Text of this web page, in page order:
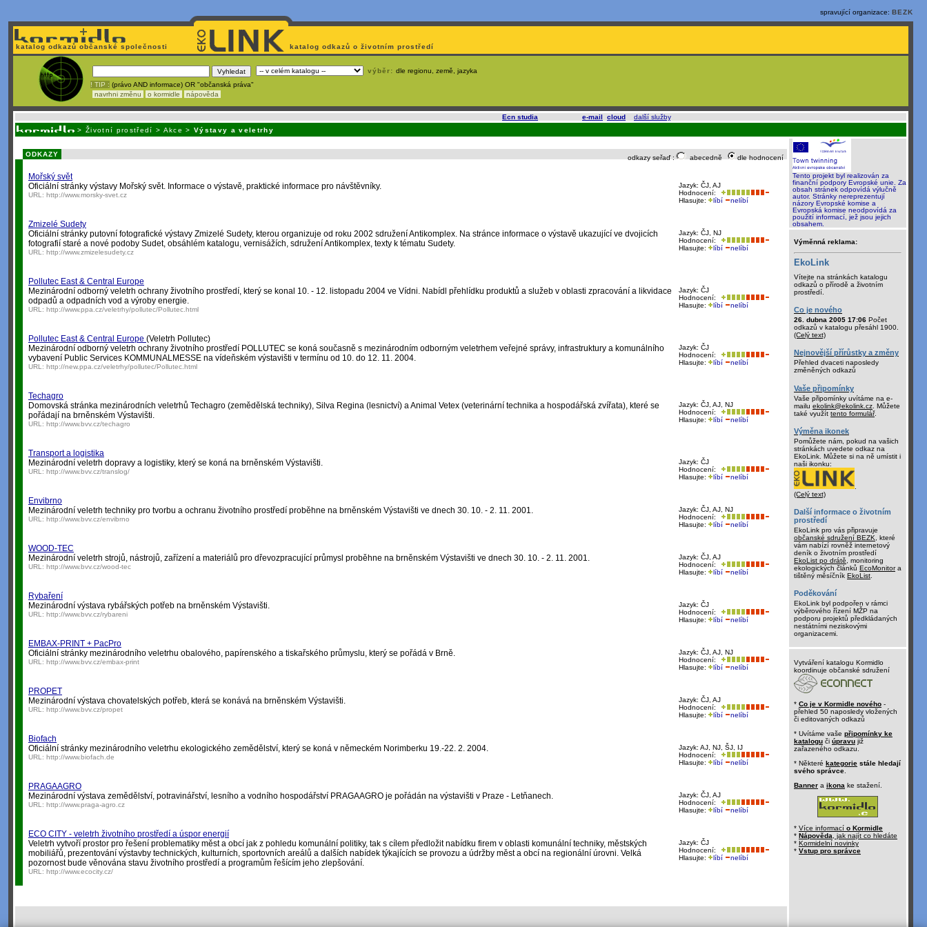
spravující organizace: BEZK
katalog odkazů občanské společnosti katalog odkazů o životním prostředí
výběr: dle regionu, země, jazyka
! TIP : (právo AND informace) OR "občanská práva"
navrhni změnu
o kormidle nápověda
Ecn studia e-mail cloud další služby.
> Životní prostředí > Akce >Výstavy a veletrhy
odkazy seřaď : abecedně dle hodnocení
ODKAZY
Mořský svět
Jazyk: ČJ, AJ
Hodnocení:
Hlasujte:
líbí nelíbí
Oficiální stránky výstavy Mořský svět. Informace o výstavě, praktické informace pro návštěvníky.
URL: http://www.morsky-svet.cz
Zmizelé Sudety
Jazyk: ČJ, NJ
Hodnocení:
Hlasujte:
líbí nelíbí
Oficiální stránky putovní fotografické výstavy Zmizelé Sudety, kterou organizuje od roku 2002 sdružení Antikomplex. Na stránce informace o výstavě ukazující ve dvojicích
fotografií staré a nové podoby Sudet, obsáhlém katalogu, vernisážích, sdružení Antikomplex, texty k tématu Sudety.
URL: http://www.zmizelesudety.cz
Pollutec East & Central Europe
Jazyk: ČJ
Hodnocení:
Hlasujte:
líbí nelíbí
Mezinárodní odborný veletrh ochrany životního prostředí, který se konal 10. - 12. listopadu 2004 ve Vídni. Nabídl přehlídku produktů a služeb v oblasti zpracování a likvidace
odpadů a odpadních vod a výroby energie.
URL: http://www.ppa.cz/veletrhy/pollutec/Pollutec.html
Pollutec East & Central Europe (Veletrh Pollutec)
Jazyk: ČJ
Hodnocení:
Hlasujte:
líbí nelíbí
Mezinárodní odborný veletrh ochrany životního prostředí POLLUTEC se koná současně s mezinárodním odborným veletrhem veřejné správy, infrastruktury a komunálního
vybavení Public Services KOMMUNALMESSE na vídeňském výstavišti v termínu od 10. do 12. 11. 2004.
URL: http://new.ppa.cz/veletrhy/pollutec/Pollutec.html
Techagro
Jazyk: ČJ, AJ, NJ
Hodnocení:
Hlasujte:
líbí nelíbí
Domovská stránka mezinárodních veletrhů Techagro (zemědělská techniky), Silva Regina (lesnictví) a Animal Vetex (veterinární technika a hospodářská zvířata), které se
pořádají na brněnském Výstavišti.
URL: http://www.bvv.cz/techagro
Transport a logistika
Jazyk: ČJ
Hodnocení:
Hlasujte:
líbí nelíbí
Mezinárodní veletrh dopravy a logistiky, který se koná na brněnském Výstavišti.
URL: http://www.bvv.cz/translog/
Envibrno
Jazyk: ČJ, AJ, NJ
Hodnocení:
Hlasujte:
líbí nelíbí
Mezinárodní veletrh techniky pro tvorbu a ochranu životního prostředí proběhne na brněnském Výstavišti ve dnech 30. 10. - 2. 11. 2001.
URL: http://www.bvv.cz/envibrno
WOOD-TEC
Jazyk: ČJ, AJ
Hodnocení:
Hlasujte:
líbí nelíbí
Mezinárodní veletrh strojů, nástrojů, zařízení a materiálů pro dřevozpracující průmysl proběhne na brněnském Výstavišti ve dnech 30. 10. - 2. 11. 2001.
URL: http://www.bvv.cz/wood-tec
Rybaření
Jazyk: ČJ
Hodnocení:
Hlasujte:
líbí nelíbí
Mezinárodní výstava rybářských potřeb na brněnském Výstavišti.
URL: http://www.bvv.cz/rybareni
EMBAX-PRINT + PacPro
Jazyk: ČJ, AJ, NJ
Hodnocení:
Hlasujte:
líbí nelíbí
Oficiální stránky mezinárodního veletrhu obalového, papírenského a tiskařského průmyslu, který se pořádá v Brně.
URL: http://www.bvv.cz/embax-print
PROPET
Jazyk: ČJ, AJ
Hodnocení:
Hlasujte:
líbí nelíbí
Mezinárodní výstava chovatelských potřeb, která se konává na brněnském Výstavišti.
URL: http://www.bvv.cz/propet
Biofach
Jazyk: AJ, NJ, ŠJ, IJ
Hodnocení:
Hlasujte:
líbí nelíbí
Oficiální stránky mezinárodního veletrhu ekologického zemědělství, který se koná v německém Norimberku 19.-22. 2. 2004.
URL: http://www.biofach.de
PRAGAAGRO
Jazyk: ČJ, AJ
Hodnocení:
Hlasujte:
líbí nelíbí
Mezinárodní výstava zemědělství, potravinářství, lesního a vodního hospodářství PRAGAAGRO je pořádán na výstavišti v Praze - Letňanech.
URL: http://www.praga-agro.cz
ECO CITY - veletrh životního prostředí a úspor energií
Jazyk: ČJ
Hodnocení:
Hlasujte:
líbí nelíbí
Veletrh vytvoří prostor pro řešení problematiky měst a obcí jak z pohledu komunální politiky, tak s cílem předložit nabídku firem v oblasti komunální techniky, městských
mobiliářů, prezentování výstavby technických, kulturních, sportovních areálů a dalších nabídek týkajících se provozu a údržby měst a obcí na regionální úrovni. Velká
pozornost bude věnována stavu životního prostředí a programům řešícím jeho zlepšování.
URL: http://www.ecocity.cz/
Tento projekt byl realizován za
finanční podpory Evropské unie. Za
obsah stránek odpovídá výlučně
autor. Stránky nereprezentují
názory Evropské komise a
Evropská komise neodpovídá za
použití informací, jež jsou jejich
obsahem.
Výměnná reklama:
EkoLink
Vítejte na stránkách katalogu
odkazů o přírodě a životním
prostředí.
Co je nového
26. dubna 2005 17:06 Počet
odkazů v katalogu přesáhl 1900.
(Celý text)
Nejnovější přírůstky a změny
Přehled dvaceti naposledy
změněných odkazů
Vaše připomínky
Vaše připomínky uvítáme na e-
mailu ekolink@ekolink.cz . Můžete
také využít tento formulář.
Výměna ikonek
Pomůžete nám, pokud na vašich
stránkách uvedete odkaz na
EkoLink. Můžete si na ně umístit i
naši ikonku:
(Celý text)
Další informace o životním
prostředí
EkoLink pro vás připravuje
občanské sdružení BEZK , které
vám nabízí rovněž internetový
deník o životním prostředí
EkoList po drátě , monitoring
ekologických článků EcoMonitora
tištěný měsíčník EkoList
Poděkování
EkoLink byl podpořen v rámci
výběrového řízení MŽP na
podporu projektů předkládaných
nestátními neziskovými
organizacemi.
Vytváření katalogu Kormidlo
koordinuje občanské sdružení
* Co je v Kormidle nového -
přehled 50 naposledy vložených
či editovaných odkazů
* Uvítáme vaše připomínky ke
katalogu či úpravu již
zařazeného odkazu.
* Některé kategorie stále hledají
svého správce
Banner a ikona ke stažení.
* Více informací o Kormidle
* Nápověda , jak najít co hledáte
* Kormidelní novinky
* Vstup pro správce